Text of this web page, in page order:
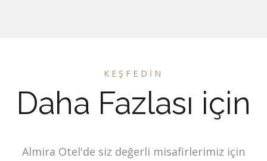
KEŞFEDIN
Daha Fazlası için
Almira Otel'de siz değerli misafirlerimiz için